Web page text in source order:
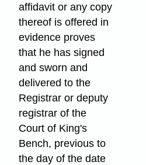
affidavit or any copy
thereof is offered in
evidence proves
that he has signed
and sworn and
delivered to the
Registrar or deputy
registrar of the
Court of King's
Bench, previous to
the day of the date